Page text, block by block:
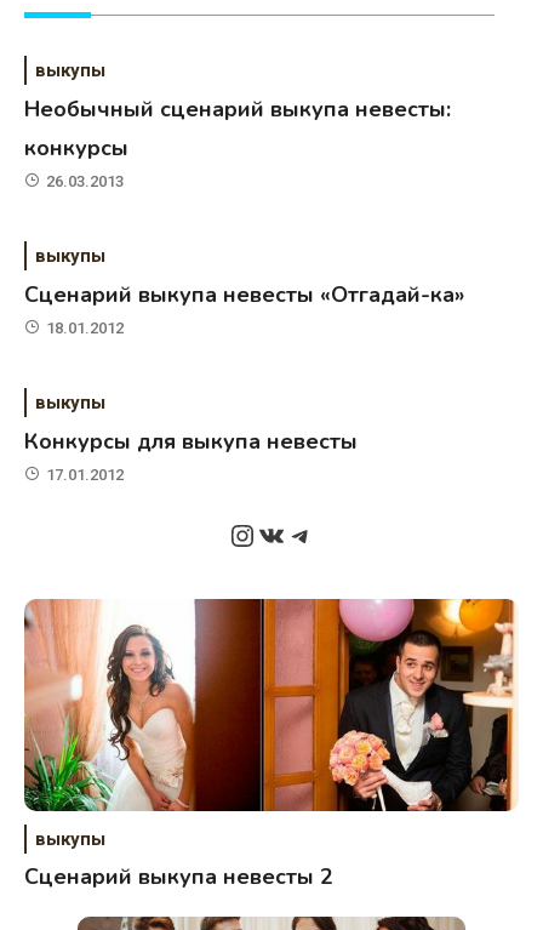
выкупы
Необычный сценарий выкупа невесты:
конкурсы
26.03.2013
выкупы
Сценарий выкупа невесты «Отгадай-ка»
18.01.2012
выкупы
Конкурсы для выкупа невесты
17.01.2012
Instagram
ВКонтакте
Telegram
выкупы
Сценарий выкупа невесты 2